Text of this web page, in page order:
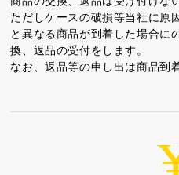
ただしケースの破損等当社に原
と異なる商品が到着した場合に
換、返品の受付をします。
なお、返品等の申し出は商品到